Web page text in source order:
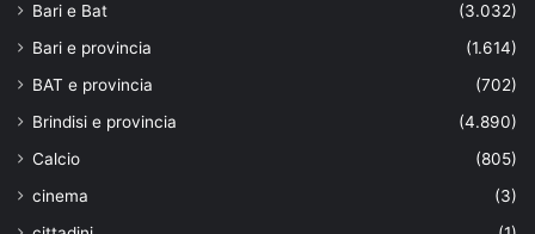
Bari e Bat
(3.032)
Bari e provincia
(1.614)
BAT e provincia
(702)
Brindisi e provincia
(4.890)
Calcio
(805)
cinema
(3)